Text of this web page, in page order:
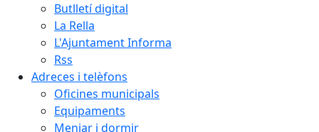
Butlletí digital
La Rella
L'Ajuntament Informa
Rss
Adreces i telèfons
Oficines municipals
Equipaments
Menjar i dormir